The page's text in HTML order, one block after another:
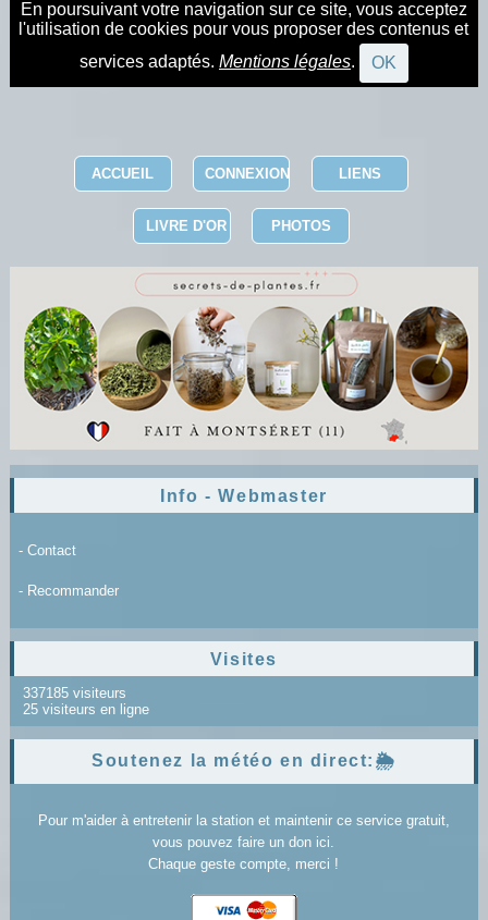
En poursuivant votre navigation sur ce site, vous acceptez
l'utilisation de cookies pour vous proposer des contenus et
services adaptés. Mentions légales. OK
ACCUEIL CONNEXION LIENS
LIVRE D'OR PHOTOS
Info - Webmaster
- Contact
- Recommander
Visites
337185 visiteurs
25 visiteurs en ligne
Soutenez la météo en direct:🌦️
Pour m'aider à entretenir la station et maintenir ce service gratuit,
vous pouvez faire un don ici.
Chaque geste compte, merci !